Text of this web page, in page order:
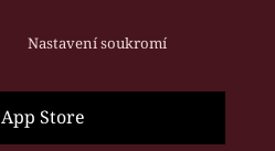
Nastavení soukromí
App Store